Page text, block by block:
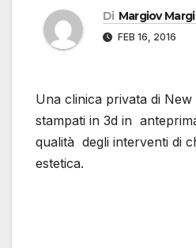
Di Margiov
FEB 16, 2016
Una clinica privata di
stampati in 3d in
qualità degli interventi di
estetica.